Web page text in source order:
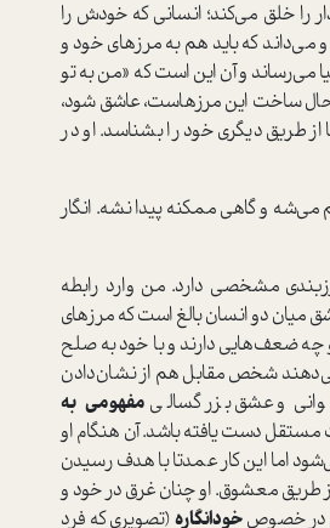
را خلق می‌کند؛ انسانی که خودش را
که باید هم به مرزهای خود و
می‌رساند و آن این است که «من به تو
حال ساخت این مرزهاست، عاشق شود،
طریق دیگری خود را بشناسد. او در
می‌شه و گاهی ممکنه پیدا نشه. انگار
مشخصی دارد. من وارد رابطه
میان دو انسان بالغ است که مرزهای
ضعف‌هایی دارند و با خود به صلح
شخص مقابل هم از نشان‌دادن
و عشق بزرگسالی مفهومی به
دست یافته باشد. آن هنگام او
اما این کار عمدتا با هدف رسیدن
طریق معشوق. او چنان غرق در خود و
در خصوصخودانگاره‌(تصویری که فرد